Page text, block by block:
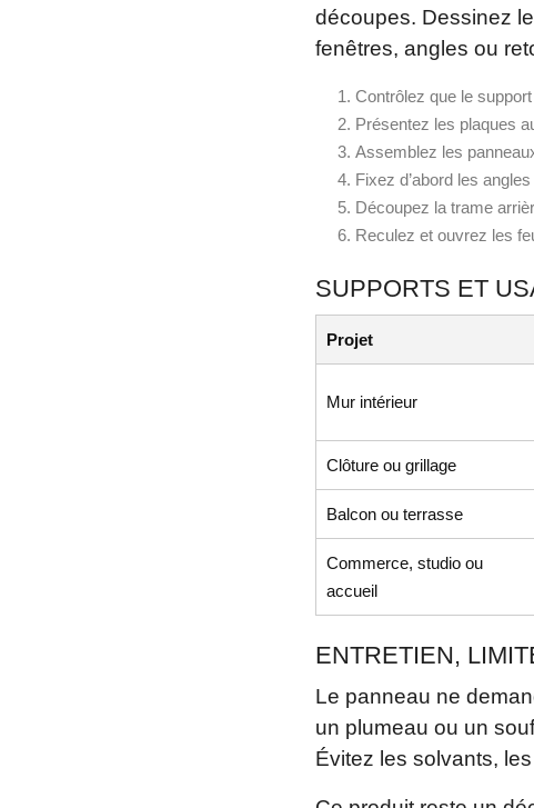
découpes. Dessinez
fenêtres, angles ou
Contrôlez que le
Présentez les plaques
Assemblez les
Fixez d’abord les
Découpez la trame
Reculez et ouvrez les
SUPPORTS ET
Projet
Mur intérieur
Clôture ou grillage
Balcon ou terrasse
Commerce, studio ou
accueil
ENTRETIEN,
Le panneau ne
un plumeau ou un
Évitez les solvants,